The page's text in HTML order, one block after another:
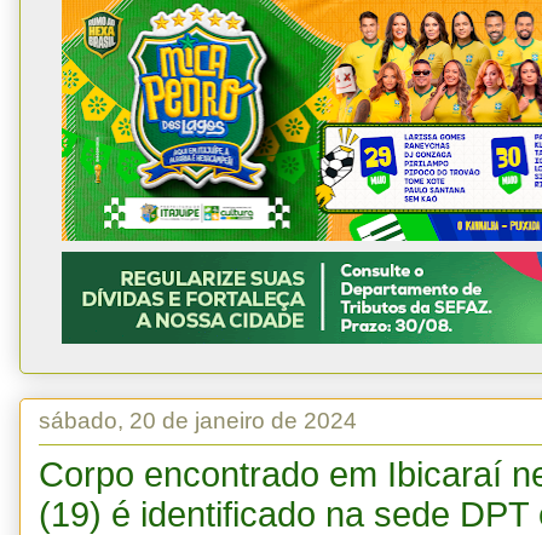
sábado, 20 de janeiro de 2024
Corpo encontrado em Ibicaraí
(19) é identificado na sede DPT